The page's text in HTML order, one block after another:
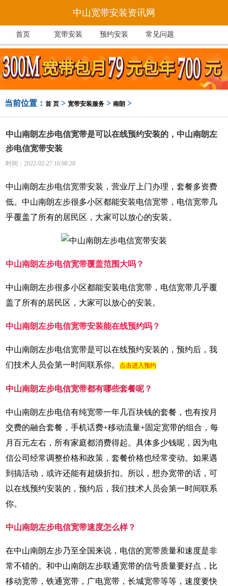
中山宽带安装资讯网
首页 宽带安装 预约安装 常见问题
当前位置： 首 页> 宽带安装服务> 南朗>
中山南朗左步电信宽带是可以在线预约安装的，中山南朗左
步电信宽带安装
时间：2022-02-27 16:08:20
中山南朗左步电信宽带安装，营业厅上门办理，套餐多资费
低。中山南朗左步很多小区都能安装电信宽带，电信宽带几
乎覆盖了所有的居民区，大家可以放心的安装。
中山南朗左步电信宽带覆盖范围大吗？
中山南朗左步很多小区都能安装电信宽带，电信宽带几乎覆
盖了所有的居民区，大家可以放心的安装。
中山南朗左步电信宽带安装能在线预约吗？
中山南朗左步电信宽带是可以在线预约安装的，预约后，我
们技术人员会第一时间联系你。点击进入预约
中山南朗左步电信宽带都有哪些套餐呢？
中山南朗左步电信有纯宽带一年几百块钱的套餐，也有按月
交费的融合套餐，手机话费+移动流量+固定宽带的组合，每
月百元左右，所有家庭都消费得起。具体多少钱呢，因为电
信公司经常调整价格和政策，套餐价格也经常变动。如果遇
到搞活动，或许还能有超级折扣。所以，想办宽带的话，可
以在线预约安装的，预约后，我们技术人员会第一时间联系
你。
中山南朗左步电信宽带速度怎么样？
在中山南朗左步乃至全国来说，电信的宽带质量和速度是非
常不错的。和中山南朗左步联通宽带的信号质量要好点，比
移动宽带，铁通宽带，广电宽带，长城宽带等等，速度要快